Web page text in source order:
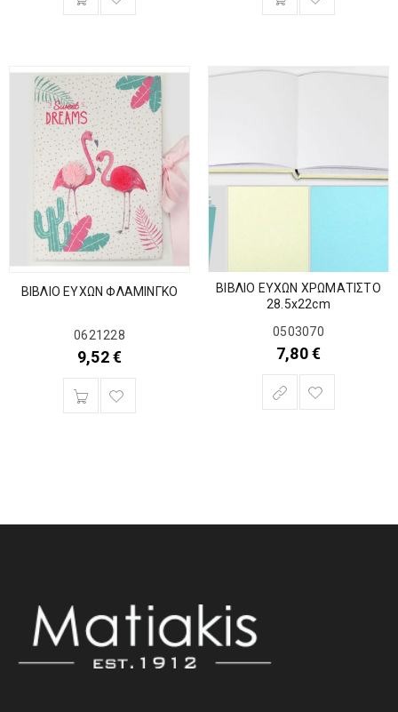
ΒΙΒΛΙΟ ΕΥΧΩΝ ΦΛΑΜΙΝΓΚΟ
0621228
9,52€
ΒΙΒΛΙΟ ΕΥΧΩΝ ΧΡΩΜΑΤΙΣΤΟ
28.5x22cm
0503070
7,80€